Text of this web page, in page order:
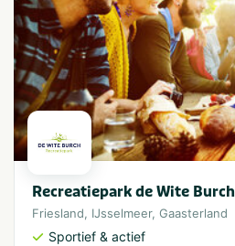
Recreatiepark de Wite Burch
Friesland, IJsselmeer, Gaasterland
Sportief & actief